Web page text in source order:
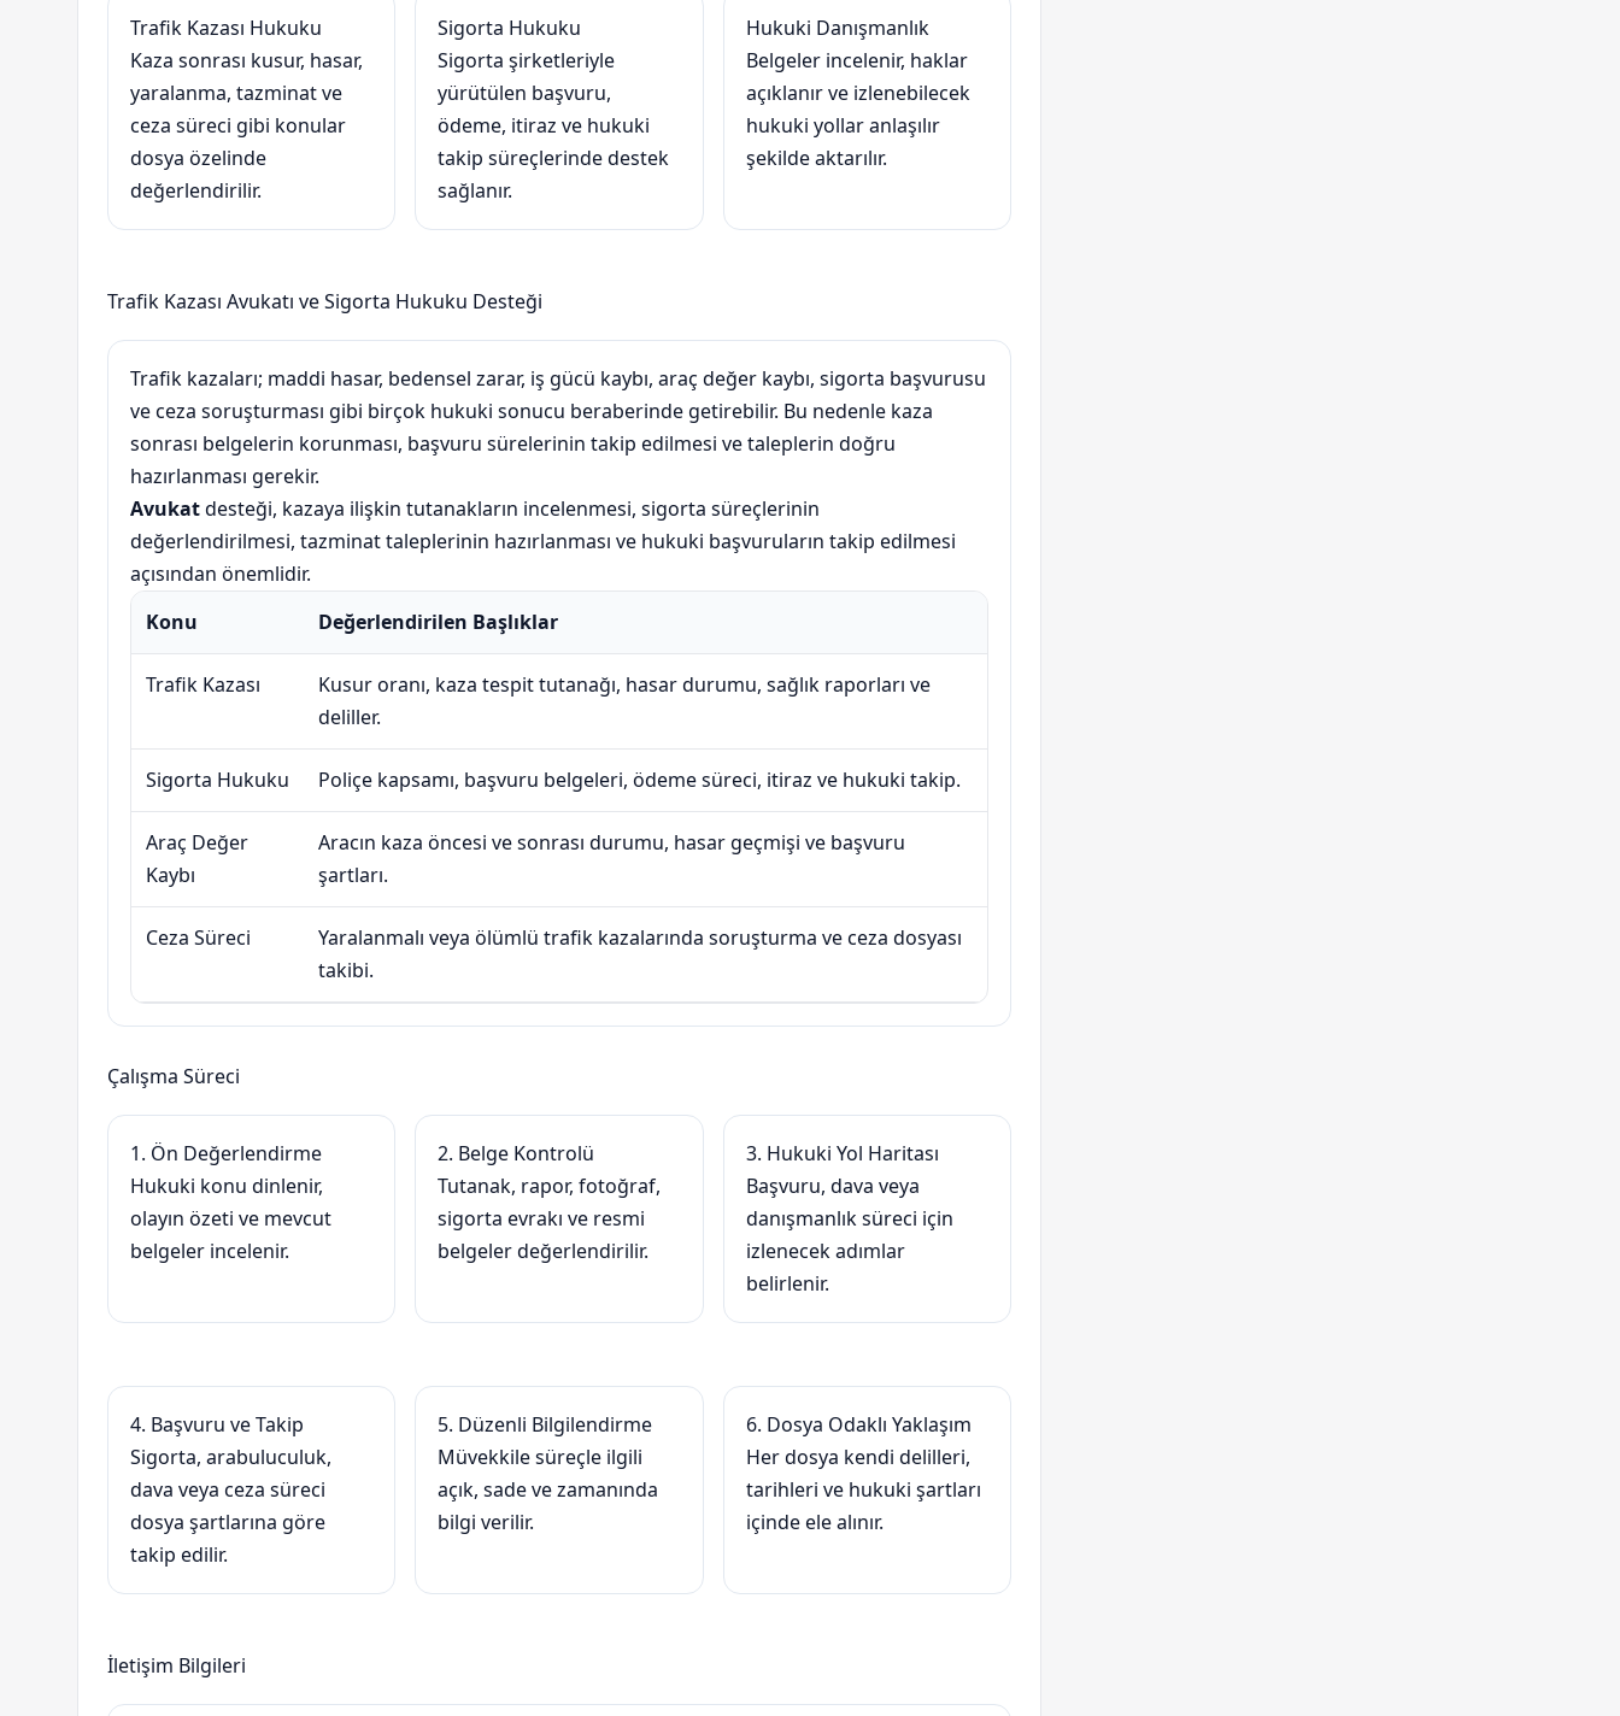
Trafik Kazası Hukuku
Kaza sonrası kusur, hasar,
yaralanma, tazminat ve
ceza süreci gibi konular
dosya özelinde
değerlendirilir.
Sigorta Hukuku
Sigorta şirketleriyle
yürütülen başvuru,
ödeme, itiraz ve hukuki
takip süreçlerinde destek
sağlanır.
Hukuki Danışmanlık
Belgeler incelenir, haklar
açıklanır ve izlenebilecek
hukuki yollar anlaşılır
şekilde aktarılır.
Trafik Kazası Avukatı ve Sigorta Hukuku Desteği
Trafik kazaları; maddi hasar, bedensel zarar, iş gücü kaybı, araç değer kaybı, sigorta başvurusu
ve ceza soruşturması gibi birçok hukuki sonucu beraberinde getirebilir. Bu nedenle kaza
sonrası belgelerin korunması, başvuru sürelerinin takip edilmesi ve taleplerin doğru
hazırlanması gerekir.
Avukatdesteği, kazaya ilişkin tutanakların incelenmesi, sigorta süreçlerinin
değerlendirilmesi, tazminat taleplerinin hazırlanması ve hukuki başvuruların takip edilmesi
açısından önemlidir.
Konu
Değerlendirilen Başlıklar
Trafik Kazası
Kusur oranı, kaza tespit tutanağı, hasar durumu, sağlık raporları ve
deliller.
Sigorta Hukuku Poliçe kapsamı, başvuru belgeleri, ödeme süreci, itiraz ve hukuki takip.
Araç Değer
Kaybı
Aracın kaza öncesi ve sonrası durumu, hasar geçmişi ve başvuru
şartları.
Ceza Süreci
Yaralanmalı veya ölümlü trafik kazalarında soruşturma ve ceza dosyası
takibi.
Çalışma Süreci
1. Ön Değerlendirme
Hukuki konu dinlenir,
olayın özeti ve mevcut
belgeler incelenir.
2. Belge Kontrolü
Tutanak, rapor, fotoğraf,
sigorta evrakı ve resmi
belgeler değerlendirilir.
3. Hukuki Yol Haritası
Başvuru, dava veya
danışmanlık süreci için
izlenecek adımlar
belirlenir.
4. Başvuru ve Takip
Sigorta, arabuluculuk,
dava veya ceza süreci
dosya şartlarına göre
takip edilir.
5. Düzenli Bilgilendirme
Müvekkile süreçle ilgili
açık, sade ve zamanında
bilgi verilir.
6. Dosya Odaklı Yaklaşım
Her dosya kendi delilleri,
tarihleri ve hukuki şartları
içinde ele alınır.
İletişim Bilgileri